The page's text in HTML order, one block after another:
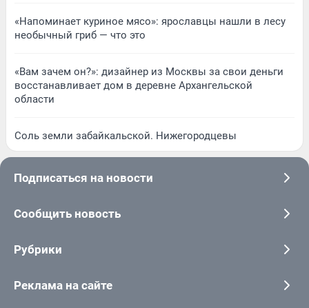
«Напоминает куриное мясо»: ярославцы нашли в лесу
необычный гриб — что это
«Вам зачем он?»: дизайнер из Москвы за свои деньги
восстанавливает дом в деревне Архангельской
области
Соль земли забайкальской. Нижегородцевы
Подписаться на новости
Сообщить новость
Рубрики
Реклама на сайте